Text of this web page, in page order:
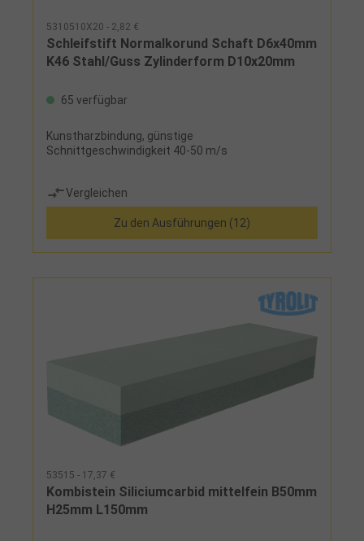
5310510X20 - 2,82 €
Schleifstift Normalkorund Schaft D6x40mm
K46 Stahl/Guss Zylinderform D10x20mm
65 verfügbar
Kunstharzbindung, günstige
Schnittgeschwindigkeit 40-50 m/s
Vergleichen
Zu den Ausführungen (12)
53515 - 17,37 €
Kombistein Siliciumcarbid mittelfein B50mm
H25mm L150mm